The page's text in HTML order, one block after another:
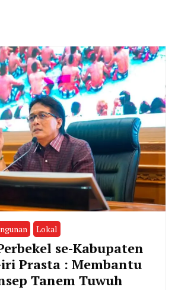
Lokal
se-Kabupaten
Prasta : Membantu
Tanem Tuwuh